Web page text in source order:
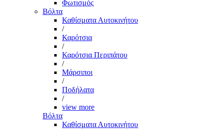
Φωτισμός
Βόλτα
Καθίσματα Αυτοκινήτου
/
Καρότσια
/
Καρότσια Περιπάτου
/
Μάρσιποι
/
Ποδήλατα
/
view more
Βόλτα
Καθίσματα Αυτοκινήτου